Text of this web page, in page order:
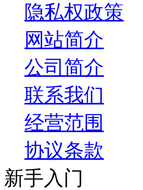
隐私权政策
网站简介
公司简介
联系我们
经营范围
协议条款
新手入门